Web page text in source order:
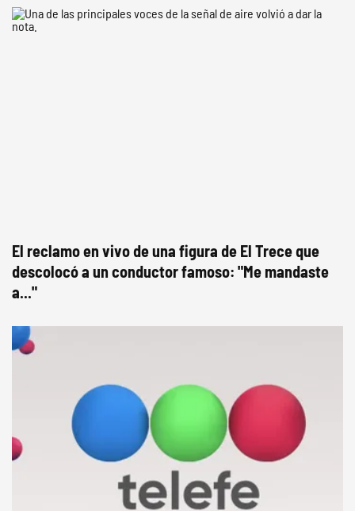
El reclamo en vivo de una figura de El Trece que
descolocó a un conductor famoso: "Me mandaste
a..."